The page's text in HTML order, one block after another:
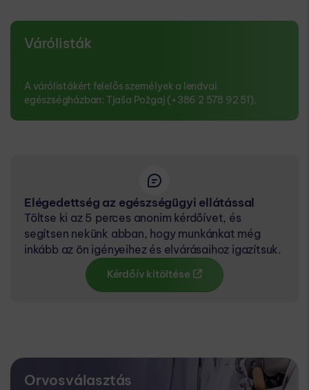
Várólisták
A várólistákért felelős személyek a lendvai
egészségházban: Tjaša Požgaj (+386 2 578 92 51).
Elégedettség az egészségügyi ellátással
Töltse ki az 5 perces anonim kérdőívet, és
segítsen nekünk abban, hogy munkánkat még
inkább az ön igényeihez és elvárásaihoz igazítsuk.
Kérdőív kitöltése
Orvosválasztás